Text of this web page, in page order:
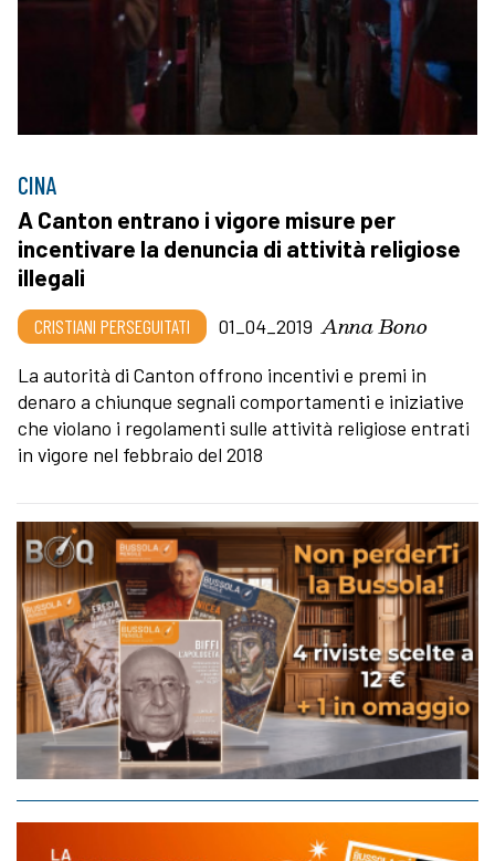
CINA
A Canton entrano i vigore misure per
incentivare la denuncia di attività religiose
illegali
CRISTIANI PERSEGUITATI 01_04_2019 Anna Bono
La autorità di Canton offrono incentivi e premi in
denaro a chiunque segnali comportamenti e iniziative
che violano i regolamenti sulle attività religiose entrati
in vigore nel febbraio del 2018